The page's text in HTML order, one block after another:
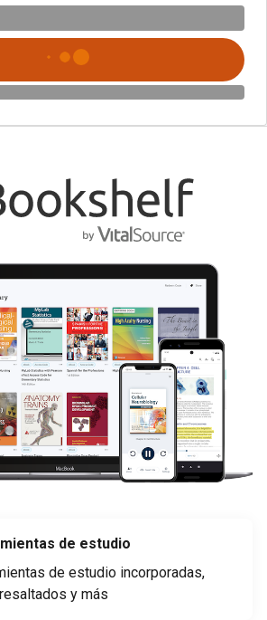
de estudio
de estudio incorporadas,
y más